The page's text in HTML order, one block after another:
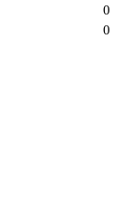
0
0